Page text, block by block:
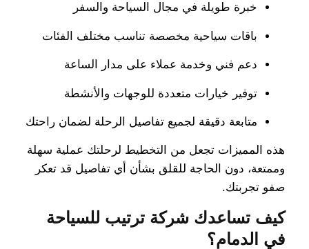
خبرة طويلة في مجال السياحة والسفر
باقات سياحية مخصصة تناسب مختلف الفئات
دعم فني وخدمة عملاء على مدار الساعة
توفير خيارات متعددة للوجهات والأنشطة
متابعة دقيقة لجميع تفاصيل الرحلة لضمان راحتك
هذه المميزات تجعل من التخطيط لرحلتك عملية سهلة
وممتعة، دون الحاجة للقلق بشأن أي تفاصيل قد تعكر
صفو تجربتك.
كيف تساعدك شركة ترتيب للسياحة
في الدمام؟